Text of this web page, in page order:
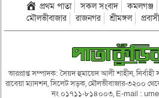
প্রথম পাতা সকল সংবাদ কমলগঞ্জ
মৌলভীবাজার
রাজনগর শ্রীমঙ্গল
ভারপ্রাপ্ত সম্পাদক: সৈয়দ হুমায়েদ আলী শাহীন,
রাবেয়া ম্যানশন, সিলেট সড়ক, মৌলভীবাজার-৩২০০
নং ০১৭১১-৮১৪০০৩, E-mail :